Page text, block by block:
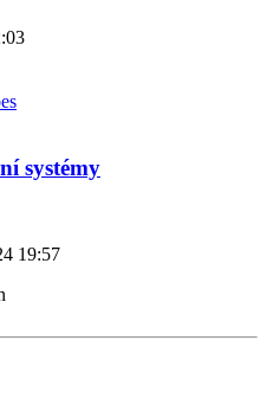
systémy
19:57